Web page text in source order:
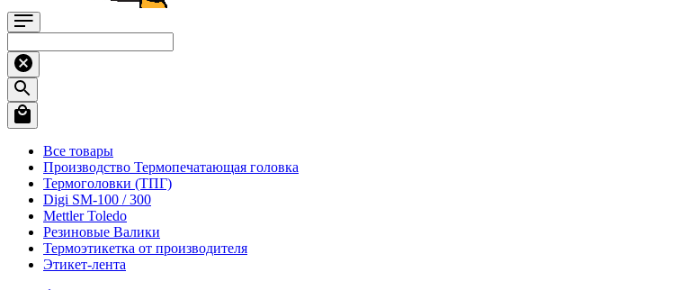
Все товары
Производство Термопечатающая головка
Термоголовки (ТПГ)
Digi SM-100 / 300
Mettler Toledo
Резиновые Валики
Термоэтикетка от производителя
Этикет-лента